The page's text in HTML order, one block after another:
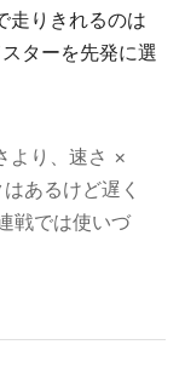
走りきれるのは
ターを先発に選
より、速さ ×
あるけど遅く
戦では使いづ